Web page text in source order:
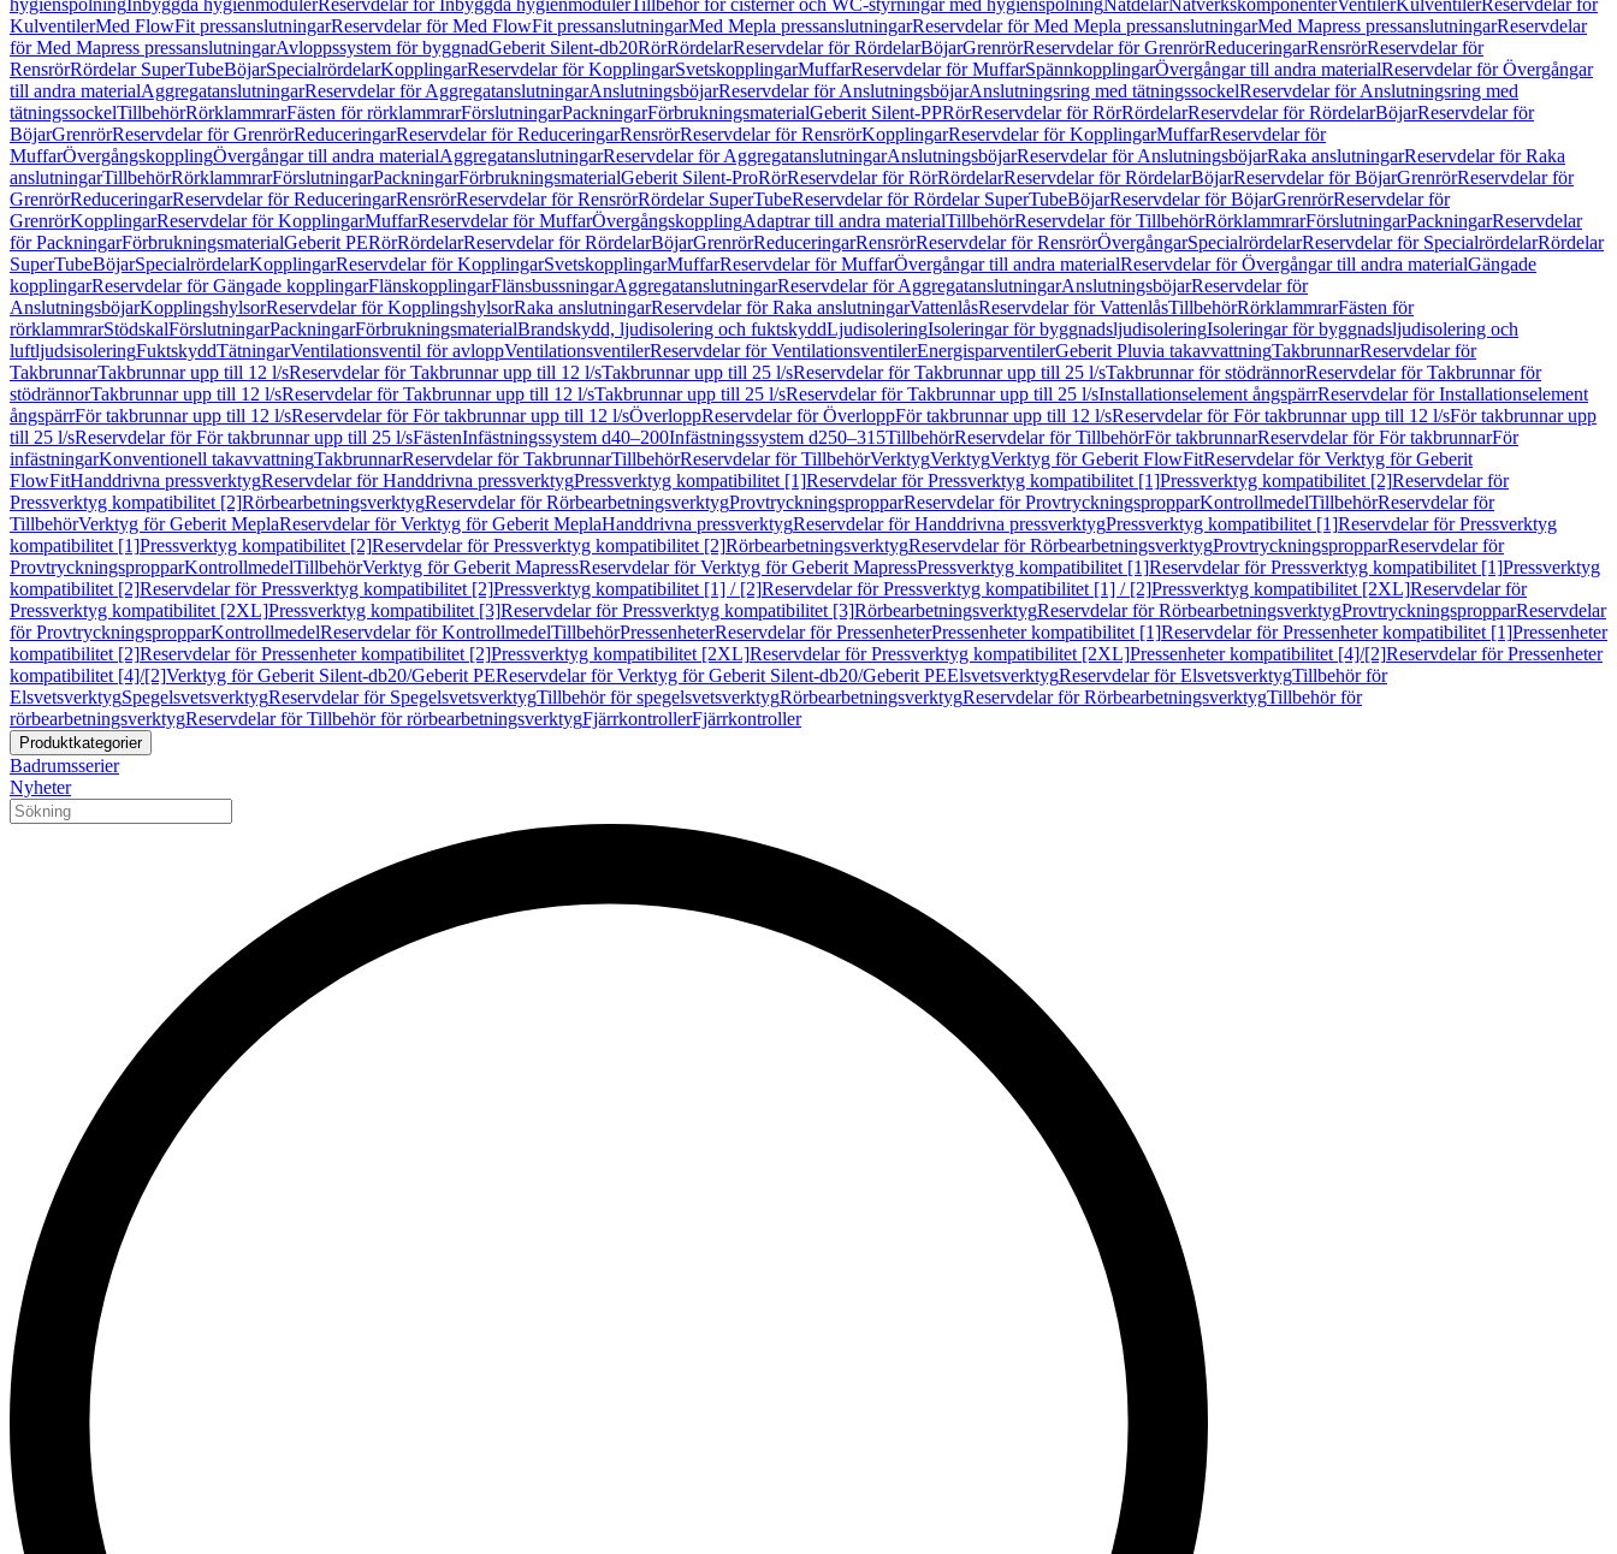
hygienspolningInbyggda hygienmodulerReservdelar för Inbyggda hygienmodulerTillbehör för cisterner och WC-styrningar med hygienspolningNätdelarNätverkskomponenterVentilerKulventilerReservdelar för
KulventilerMed FlowFit pressanslutningarReservdelar för Med FlowFit pressanslutningarMed Mepla pressanslutningarReservdelar för Med Mepla pressanslutningarMed Mapress pressanslutningarReservdelar
för Med Mapress pressanslutningarAvloppssystem för byggnadGeberit Silent-db20RörRördelarReservdelar för RördelarBöjarGrenrörReservdelar för GrenrörReduceringarRensrörReservdelar för
RensrörRördelar SuperTubeBöjarSpecialrördelarKopplingarReservdelar för KopplingarSvetskopplingarMuffarReservdelar för MuffarSpännkopplingarÖvergångar till andra materialReservdelar för Övergångar
till andra materialAggregatanslutningarReservdelar för AggregatanslutningarAnslutningsböjarReservdelar för AnslutningsböjarAnslutningsring med tätningssockelReservdelar för Anslutningsring med
tätningssockelTillbehörRörklammrarFästen för rörklammrarFörslutningarPackningarFörbrukningsmaterialGeberit Silent-PPRörReservdelar för RörRördelarReservdelar för RördelarBöjarReservdelar för
BöjarGrenrörReservdelar för GrenrörReduceringarReservdelar för ReduceringarRensrörReservdelar för RensrörKopplingarReservdelar för KopplingarMuffarReservdelar för
MuffarÖvergångskopplingÖvergångar till andra materialAggregatanslutningarReservdelar för AggregatanslutningarAnslutningsböjarReservdelar för AnslutningsböjarRaka anslutningarReservdelar för Raka
anslutningarTillbehörRörklammrarFörslutningarPackningarFörbrukningsmaterialGeberit Silent-ProRörReservdelar för RörRördelarReservdelar för RördelarBöjarReservdelar för BöjarGrenrörReservdelar för
GrenrörReduceringarReservdelar för ReduceringarRensrörReservdelar för RensrörRördelar SuperTubeReservdelar för Rördelar SuperTubeBöjarReservdelar för BöjarGrenrörReservdelar för
GrenrörKopplingarReservdelar för KopplingarMuffarReservdelar för MuffarÖvergångskopplingAdaptrar till andra materialTillbehörReservdelar för TillbehörRörklammrarFörslutningarPackningarReservdelar
för PackningarFörbrukningsmaterialGeberit PERörRördelarReservdelar för RördelarBöjarGrenrörReduceringarRensrörReservdelar för RensrörÖvergångarSpecialrördelarReservdelar för SpecialrördelarRördelar
SuperTubeBöjarSpecialrördelarKopplingarReservdelar för KopplingarSvetskopplingarMuffarReservdelar för MuffarÖvergångar till andra materialReservdelar för Övergångar till andra materialGängade
kopplingarReservdelar för Gängade kopplingarFlänskopplingarFlänsbussningarAggregatanslutningarReservdelar för AggregatanslutningarAnslutningsböjarReservdelar för
AnslutningsböjarKopplingshylsorReservdelar för KopplingshylsorRaka anslutningarReservdelar för Raka anslutningarVattenlåsReservdelar för VattenlåsTillbehörRörklammrarFästen för
rörklammrarStödskalFörslutningarPackningarFörbrukningsmaterialBrandskydd, ljudisolering och fuktskyddLjudisoleringIsoleringar för byggnadsljudisoleringIsoleringar för byggnadsljudisolering och
luftljudsisoleringFuktskyddTätningarVentilationsventil för avloppVentilationsventilerReservdelar för VentilationsventilerEnergisparventilerGeberit Pluvia takavvattningTakbrunnarReservdelar för
TakbrunnarTakbrunnar upp till 12 l/sReservdelar för Takbrunnar upp till 12 l/sTakbrunnar upp till 25 l/sReservdelar för Takbrunnar upp till 25 l/sTakbrunnar för stödrännorReservdelar för Takbrunnar för
stödrännorTakbrunnar upp till 12 l/sReservdelar för Takbrunnar upp till 12 l/sTakbrunnar upp till 25 l/sReservdelar för Takbrunnar upp till 25 l/sInstallationselement ångspärrReservdelar för Installationselement
ångspärrFör takbrunnar upp till 12 l/sReservdelar för För takbrunnar upp till 12 l/sÖverloppReservdelar för ÖverloppFör takbrunnar upp till 12 l/sReservdelar för För takbrunnar upp till 12 l/sFör takbrunnar upp
till 25 l/sReservdelar för För takbrunnar upp till 25 l/sFästenInfästningssystem d40–200Infästningssystem d250–315TillbehörReservdelar för TillbehörFör takbrunnarReservdelar för För takbrunnarFör
infästningarKonventionell takavvattningTakbrunnarReservdelar för TakbrunnarTillbehörReservdelar för TillbehörVerktygVerktygVerktyg för Geberit FlowFitReservdelar för Verktyg för Geberit
FlowFitHanddrivna pressverktygReservdelar för Handdrivna pressverktygPressverktyg kompatibilitet [1]Reservdelar för Pressverktyg kompatibilitet [1]Pressverktyg kompatibilitet [2]Reservdelar för
Pressverktyg kompatibilitet [2]RörbearbetningsverktygReservdelar för RörbearbetningsverktygProvtryckningspropparReservdelar för ProvtryckningspropparKontrollmedelTillbehörReservdelar för
TillbehörVerktyg för Geberit MeplaReservdelar för Verktyg för Geberit MeplaHanddrivna pressverktygReservdelar för Handdrivna pressverktygPressverktyg kompatibilitet [1]Reservdelar för Pressverktyg
kompatibilitet [1]Pressverktyg kompatibilitet [2]Reservdelar för Pressverktyg kompatibilitet [2]RörbearbetningsverktygReservdelar för RörbearbetningsverktygProvtryckningspropparReservdelar för
ProvtryckningspropparKontrollmedelTillbehörVerktyg för Geberit MapressReservdelar för Verktyg för Geberit MapressPressverktyg kompatibilitet [1]Reservdelar för Pressverktyg kompatibilitet [1]Pressverktyg
kompatibilitet [2]Reservdelar för Pressverktyg kompatibilitet [2]Pressverktyg kompatibilitet [1] / [2]Reservdelar för Pressverktyg kompatibilitet [1] / [2]Pressverktyg kompatibilitet [2XL]Reservdelar för
Pressverktyg kompatibilitet [2XL]Pressverktyg kompatibilitet [3]Reservdelar för Pressverktyg kompatibilitet [3]RörbearbetningsverktygReservdelar för RörbearbetningsverktygProvtryckningspropparReservdelar
för ProvtryckningspropparKontrollmedelReservdelar för KontrollmedelTillbehörPressenheterReservdelar för PressenheterPressenheter kompatibilitet [1]Reservdelar för Pressenheter kompatibilitet [1]Pressenheter
kompatibilitet [2]Reservdelar för Pressenheter kompatibilitet [2]Pressverktyg kompatibilitet [2XL]Reservdelar för Pressverktyg kompatibilitet [2XL]Pressenheter kompatibilitet [4]/[2]Reservdelar för Pressenheter
kompatibilitet [4]/[2]Verktyg för Geberit Silent-db20/Geberit PEReservdelar för Verktyg för Geberit Silent-db20/Geberit PEElsvetsverktygReservdelar för ElsvetsverktygTillbehör för
ElsvetsverktygSpegelsvetsverktygReservdelar för SpegelsvetsverktygTillbehör för spegelsvetsverktygRörbearbetningsverktygReservdelar för RörbearbetningsverktygTillbehör för
rörbearbetningsverktygReservdelar för Tillbehör för rörbearbetningsverktygFjärrkontrollerFjärrkontroller
Produktkategorier
Badrumsserier
Nyheter